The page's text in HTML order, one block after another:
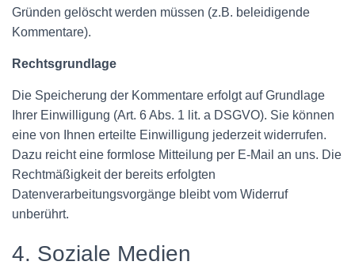
Gründen gelöscht werden müssen (z.B. beleidigende
Kommentare).
Rechtsgrundlage
Die Speicherung der Kommentare erfolgt auf Grundlage
Ihrer Einwilligung (Art. 6 Abs. 1 lit. a DSGVO). Sie können
eine von Ihnen erteilte Einwilligung jederzeit widerrufen.
Dazu reicht eine formlose Mitteilung per E-Mail an uns. Die
Rechtmäßigkeit der bereits erfolgten
Datenverarbeitungsvorgänge bleibt vom Widerruf
unberührt.
4. Soziale Medien